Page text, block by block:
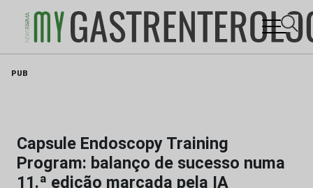
PUB
Capsule Endoscopy Training
Program: balanço de sucesso numa
11.ª edição marcada pela IA